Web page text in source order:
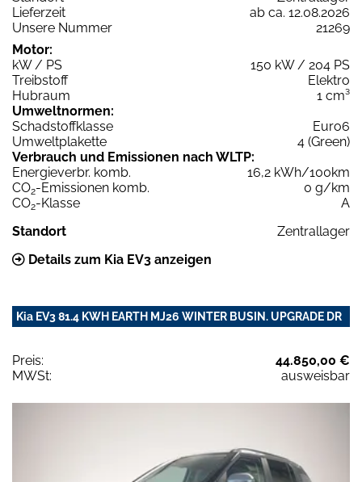
Lieferzeit
ab ca. 12.08.2026
Unsere Nummer
21269
Motor:
kW / PS
150 kW / 204 PS
Treibstoff
Elektro
Hubraum
1 cm³
Umweltnormen:
Schadstoffklasse
Euro6
Umweltplakette
4 (Green)
Verbrauch und Emissionen nach WLTP:
Energieverbr. komb.
16,2 kWh/100km
CO2-Emissionen komb.
0 g/km
CO2-Klasse
A
Standort
Zentrallager
Details zum Kia EV3 anzeigen
Kia EV3 81.4 KWH EARTH MJ26 WINTER BUSIN. UPGRADE DR
Preis:
44.850,00 €
MWSt:
ausweisbar